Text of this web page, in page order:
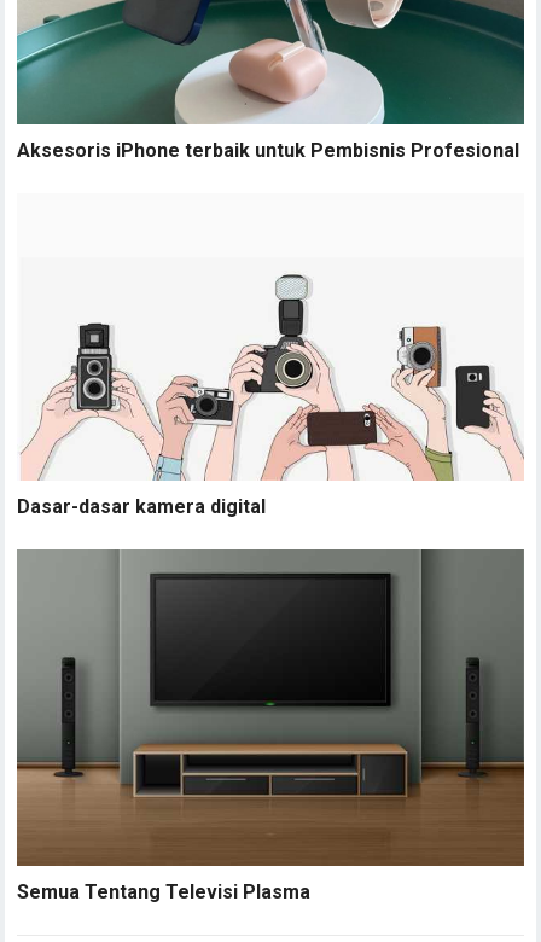
Aksesoris iPhone terbaik untuk Pembisnis Profesional
Dasar-dasar kamera digital
Semua Tentang Televisi Plasma